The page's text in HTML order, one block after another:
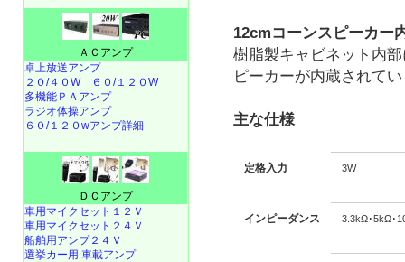
12cmコーンスピーカー
樹脂製キャビネット内
ピーカーが内蔵されて
主な仕様
定格入力 3W
インピーダンス 3.3kΩ･5kΩ･
ＡＣアンプ
卓上放送アンプ
２０/４０W
６０/１２０W
多機能ＰＡアンプ
ラジオ体操アンプ
６０/１２０wアンプ詳細
ＤＣアンプ
車用マイクセット１２Ｖ
車用マイクセット２４Ｖ
船舶用アンプ２４Ｖ
選挙カー用 車載アンプ